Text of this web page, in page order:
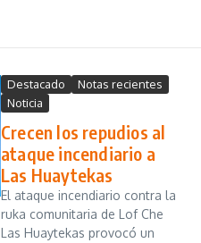
Destacado
Notas recientes
Noticia
Crecen los repudios al
ataque incendiario a
Las Huaytekas
El ataque incendiario contra la
ruka comunitaria de Lof Che
Las Huaytekas provocó un